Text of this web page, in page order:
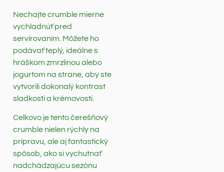
Nechajte crumble mierne
vychladnúť pred
servírovaním. Môžete ho
podávať teplý, ideálne s
hráškom zmrzlinou alebo
jogurtom na strane, aby ste
vytvorili dokonalý kontrast
sladkosti a krémovosti.
Celkovo je tento čerešňový
crumble nielen rýchly na
prípravu, ale aj fantastický
spôsob, ako si vychutnať
nadchádzajúcu sezónu